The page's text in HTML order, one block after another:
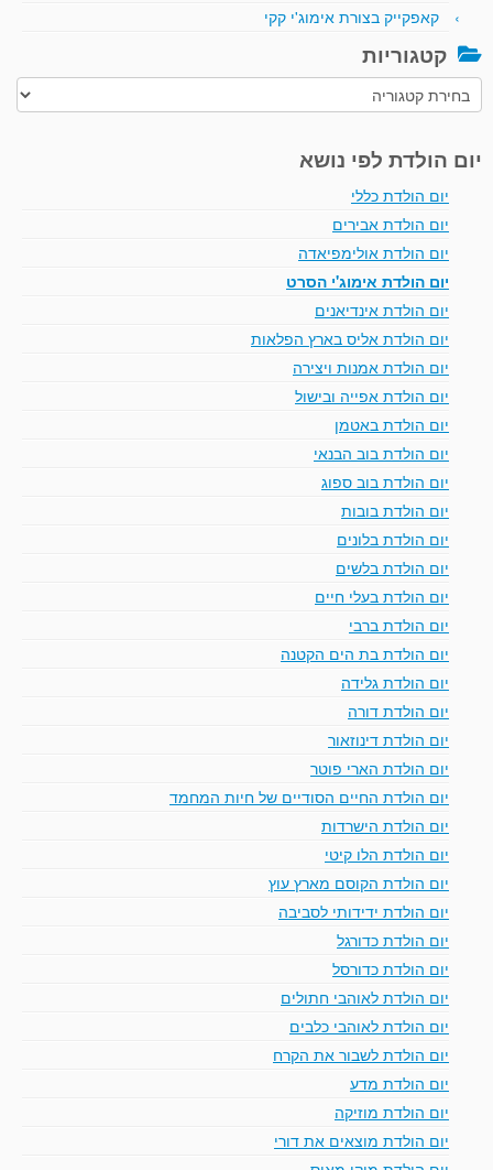
קאפקייק בצורת אימוג'י קקי
קטגוריות
קטגוריות
יום הולדת לפי נושא
יום הולדת כללי
יום הולדת אבירים
יום הולדת אולימפיאדה
יום הולדת אימוג'י הסרט
יום הולדת אינדיאנים
יום הולדת אליס בארץ הפלאות
יום הולדת אמנות ויצירה
יום הולדת אפייה ובישול
יום הולדת באטמן
יום הולדת בוב הבנאי
יום הולדת בוב ספוג
יום הולדת בובות
יום הולדת בלונים
יום הולדת בלשים
יום הולדת בעלי חיים
יום הולדת ברבי
יום הולדת בת הים הקטנה
יום הולדת גלידה
יום הולדת דורה
יום הולדת דינוזאור
יום הולדת הארי פוטר
יום הולדת החיים הסודיים של חיות המחמד
יום הולדת הישרדות
יום הולדת הלו קיטי
יום הולדת הקוסם מארץ עוץ
יום הולדת ידידותי לסביבה
יום הולדת כדורגל
יום הולדת כדורסל
יום הולדת לאוהבי חתולים
יום הולדת לאוהבי כלבים
יום הולדת לשבור את הקרח
יום הולדת מדע
יום הולדת מוזיקה
יום הולדת מוצאים את דורי